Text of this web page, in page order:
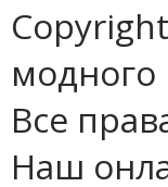
модного
Все
Наш